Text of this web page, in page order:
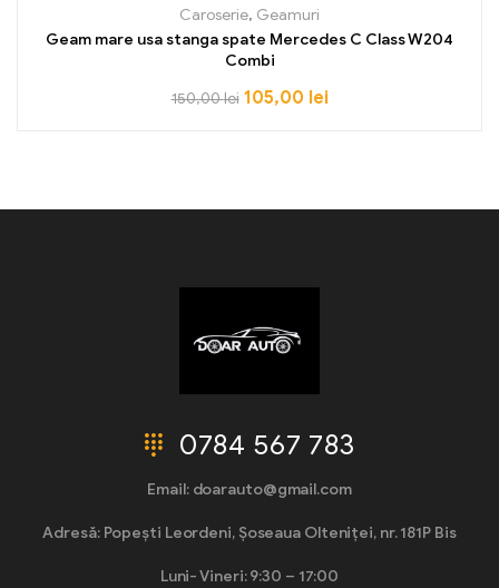
Caroserie, Geamuri
Geam mare usa stanga spate Mercedes C Class W204
Combi
150,00lei 105,00 lei
0784 567 783
Email: doarauto@gmail.com
Adresă: Popești Leordeni, Șoseaua Olteniței, nr. 181P Bis
Luni- Vineri: 9:30 – 17:00